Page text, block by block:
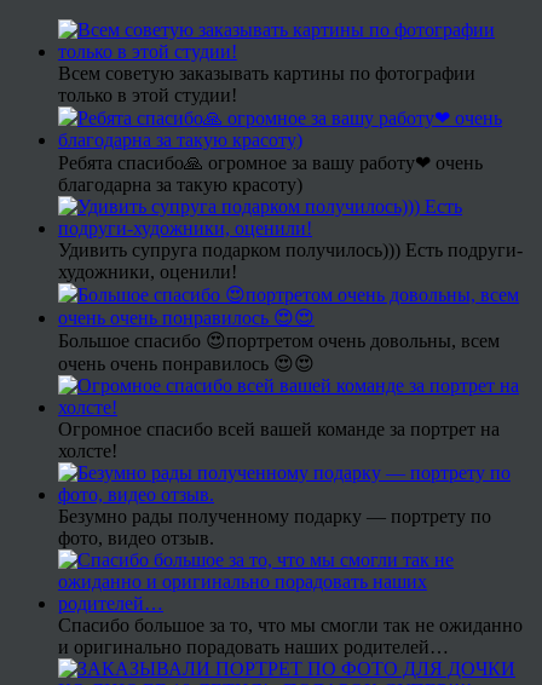
Всем советую заказывать картины по фотографии
только в этой студии!
Ребята спасибо🙏 огромное за вашу работу❤ очень
благодарна за такую красоту)
Удивить супруга подарком получилось))) Есть подруги-
художники, оценили!
Большое спасибо 😍портретом очень довольны, всем
очень очень понравилось 😍😍
Огромное спасибо всей вашей команде за портрет на
холсте!
Безумно рады полученному подарку — портрету по
фото, видео отзыв.
Спасибо большое за то, что мы смогли так не ожиданно
и оригинально порадовать наших родителей…